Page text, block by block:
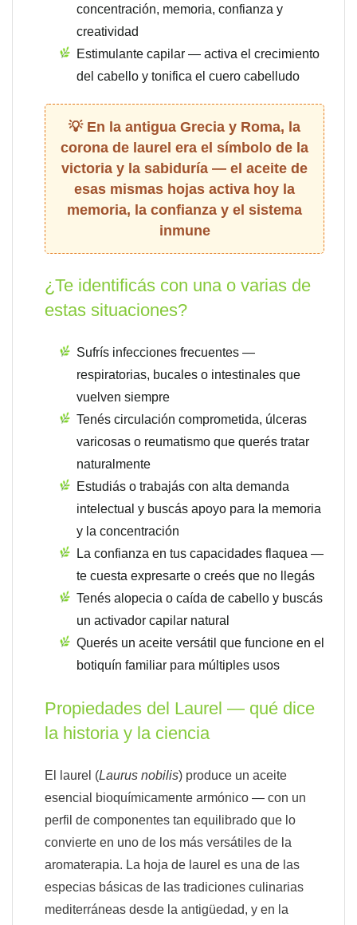
concentración, memoria, confianza y
creatividad
Estimulante capilar — activa el crecimiento
del cabello y tonifica el cuero cabelludo
En la antigua Grecia y Roma, la
corona de laurel era el símbolo de la
victoria y la sabiduría — el aceite de
esas mismas hojas activa hoy la
memoria, la confianza y el sistema
inmune
¿Te identificás con una o varias de
estas situaciones?
Sufrís infecciones frecuentes —
respiratorias, bucales o intestinales que
vuelven siempre
Tenés circulación comprometida, úlceras
varicosas o reumatismo que querés tratar
naturalmente
Estudiás o trabajás con alta demanda
intelectual y buscás apoyo para la memoria
y la concentración
La confianza en tus capacidades flaquea —
te cuesta expresarte o creés que no llegás
Tenés alopecia o caída de cabello y buscás
un activador capilar natural
Querés un aceite versátil que funcione en el
botiquín familiar para múltiples usos
Propiedades del Laurel — qué dice
la historia y la ciencia
El laurel (Laurus nobilis) produce un aceite
esencial bioquímicamente armónico — con un
perfil de componentes tan equilibrado que lo
convierte en uno de los más versátiles de la
aromaterapia. La hoja de laurel es una de las
especias básicas de las tradiciones culinarias
mediterráneas desde la antigüedad, y en la